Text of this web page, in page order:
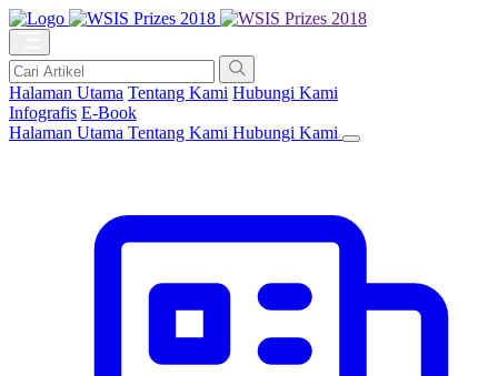
Halaman Utama Tentang Kami Hubungi Kami
Infografis E-Book
Halaman Utama Tentang Kami Hubungi Kami